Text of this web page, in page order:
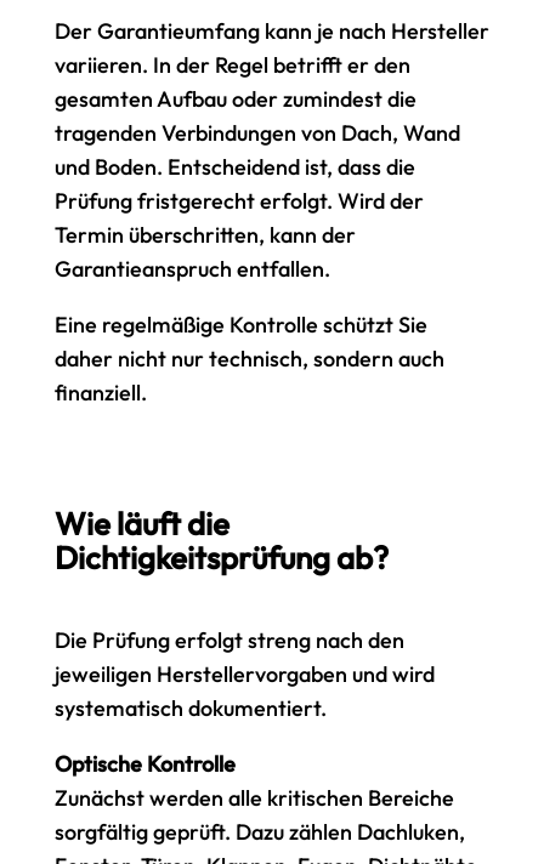
Der Garantieumfang kann je nach Hersteller
variieren. In der Regel betrifft er den
gesamten Aufbau oder zumindest die
tragenden Verbindungen von Dach, Wand
und Boden. Entscheidend ist, dass die
Prüfung fristgerecht erfolgt. Wird der
Termin überschritten, kann der
Garantieanspruch entfallen.
Eine regelmäßige Kontrolle schützt Sie
daher nicht nur technisch, sondern auch
finanziell.
Wie läuft die
Dichtigkeitsprüfung ab?
Die Prüfung erfolgt streng nach den
jeweiligen Herstellervorgaben und wird
systematisch dokumentiert.
Optische Kontrolle
Zunächst werden alle kritischen Bereiche
sorgfältig geprüft. Dazu zählen Dachluken,